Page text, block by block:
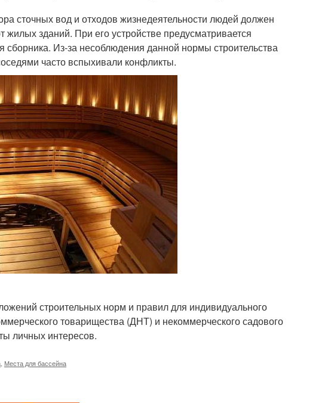
сточных вод и отходов жизнедеятельности людей должен
зданий. При его устройстве предусматривается
сборника. Из-за несоблюдения данной нормы строительства
часто вспыхивали конфликты.
строительных норм и правил для индивидуального
товарищества (ДНТ) и некоммерческого садового
личных интересов.
Места для бассейна